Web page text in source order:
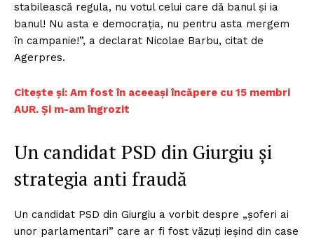
stabilească regula, nu votul celui care dă banul şi ia
banul! Nu asta e democraţia, nu pentru asta mergem
în campanie!”, a declarat Nicolae Barbu, citat de
Agerpres.
Citește și: Am fost în aceeași încăpere cu 15 membri
AUR. Și m-am îngrozit
Un candidat PSD din Giurgiu și
strategia anti fraudă
Un candidat PSD din Giurgiu a vorbit despre „şoferi ai
unor parlamentari” care ar fi fost văzuţi ieşind din case